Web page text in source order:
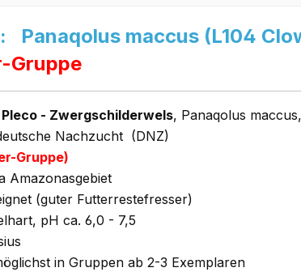
Panaqolus maccus (L104
Gruppe
Pleco - Zwergschilderwels, Panaqolus
Nachzucht (DNZ)
Gruppe)
Amazonasgebiet
(guter Futterrestefresser)
pH ca. 6,0 - 7,5
in Gruppen ab 2-3 Exemplaren